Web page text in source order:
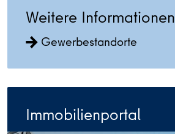
Weitere Informationen
Gewerbestandorte
Immobilienportal